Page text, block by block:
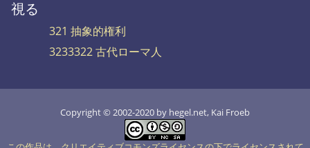
視る
321 抽象的権利
3233322 古代ローマ人
Copyright © 2002-2020 by hegel.net, Kai Froeb